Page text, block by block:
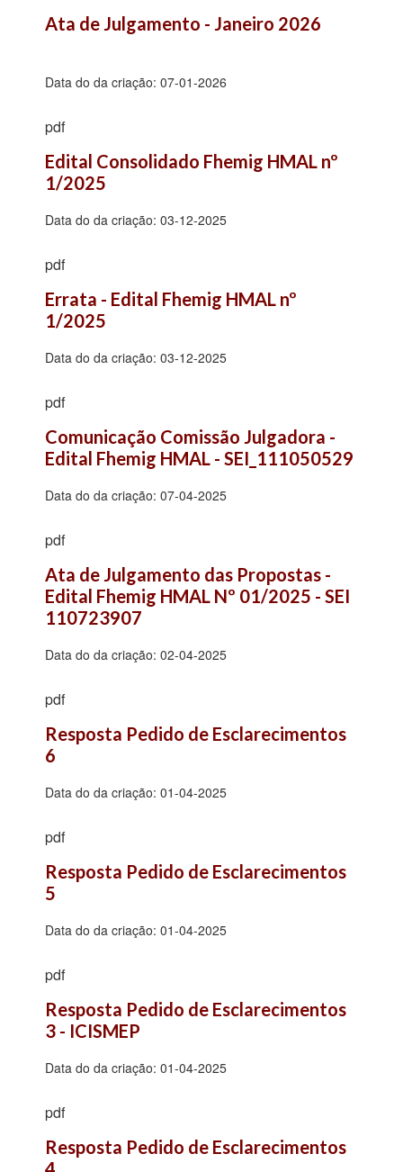
Ata de Julgamento - Janeiro 2026
Data do da criação: 07-01-2026
pdf
Edital Consolidado Fhemig HMAL nº
1/2025
Data do da criação: 03-12-2025
pdf
Errata - Edital Fhemig HMAL nº
1/2025
Data do da criação: 03-12-2025
pdf
Comunicação Comissão Julgadora -
Edital Fhemig HMAL - SEI_111050529
Data do da criação: 07-04-2025
pdf
Ata de Julgamento das Propostas -
Edital Fhemig HMAL Nº 01/2025 - SEI
110723907
Data do da criação: 02-04-2025
pdf
Resposta Pedido de Esclarecimentos
6
Data do da criação: 01-04-2025
pdf
Resposta Pedido de Esclarecimentos
5
Data do da criação: 01-04-2025
pdf
Resposta Pedido de Esclarecimentos
3 - ICISMEP
Data do da criação: 01-04-2025
pdf
Resposta Pedido de Esclarecimentos